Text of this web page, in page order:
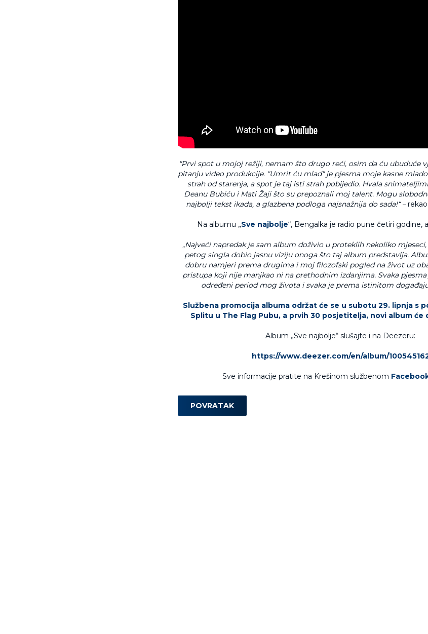
"Prvi spot u mojoj režiji, nemam što drugo reći, osim da ću ubuduće
pitanju video produkcije. "Umrit ću mlad" je pjesma moje kasne
strah od starenja, a spot je taj isti strah pobijedio. Hvala
Deanu Bubiću i Mati Žaji što su prepoznali moj talent. Mogu
najbolji tekst ikada, a glazbena podloga najsnažnija do sada!“ –
Na albumu „Sve najbolje“, Bengalka je radio pune četiri godine,
„Najveći napredak je sam album doživio u proteklih nekoliko
petog singla dobio jasnu viziju onoga što taj album predstavlja.
dobru namjeri prema drugima i moj filozofski pogled na život uz
pristupa koji nije manjkao ni na prethodnim izdanjima. Svaka
određeni period mog života i svaka je prema istinitom
Službena promocija albuma održat će se u subotu 29. lipnja s
Splitu u The Flag Pubu, a prvih 30 posjetitelja, novi album će
Album „Sve najbolje“ slušajte i na Deezeru:
https://www.deezer.com/en/album/
Sve informacije pratite na Krešinom službenom
POVRATAK